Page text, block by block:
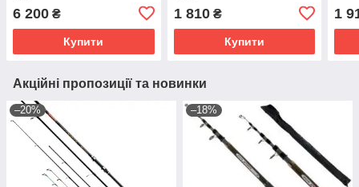
6 200 ₴
Купити
1 810₴
Купити
1
Акційні пропозиції та новинки
–20% –18%